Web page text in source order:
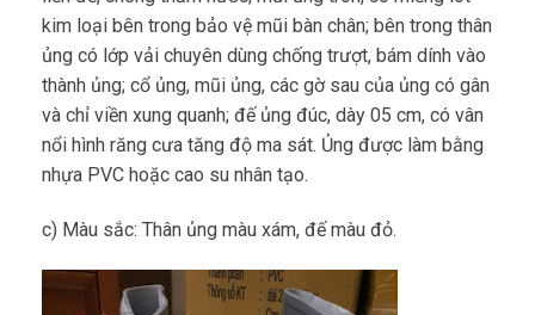
kim loại bên trong bảo vệ mũi bàn chân; bên trong thân
ủng có lớp vải chuyên dùng chống trượt, bám dính vào
thành ủng; cổ ủng, mũi ủng, các gờ sau của ủng có gân
và chỉ viền xung quanh; đế ủng đúc, dày 05 cm, có vân
nổi hình răng cưa tăng độ ma sát. Ủng được làm bằng
nhựa PVC hoặc cao su nhân tạo.
c) Màu sắc: Thân ủng màu xám, đế màu đỏ.